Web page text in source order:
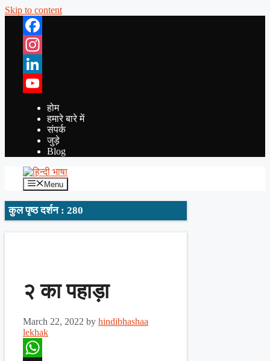
Skip to content
Facebook
Instagram
LinkedIn
YouTube
होम
हमारे बारे में
संपर्क
जुड़े
Blog
Menu
कुल पृष्ठ दर्शन : 280
२ का पहाड़ा
March 22, 2022 by hindibhashaa
lekhak